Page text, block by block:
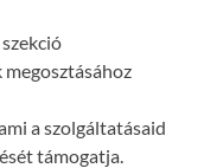
a szolgáltatásaid
támogatja.